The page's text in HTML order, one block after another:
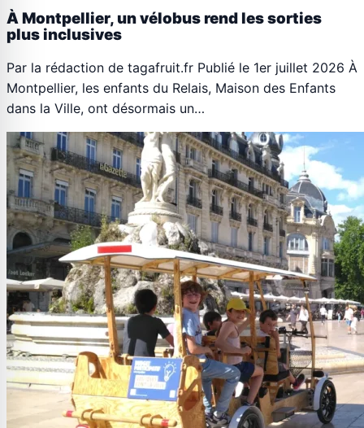
À Montpellier, un vélobus rend les sorties
plus inclusives
Par la rédaction de tagafruit.fr Publié le 1er juillet 2026 À
Montpellier, les enfants du Relais, Maison des Enfants
dans la Ville, ont désormais un…